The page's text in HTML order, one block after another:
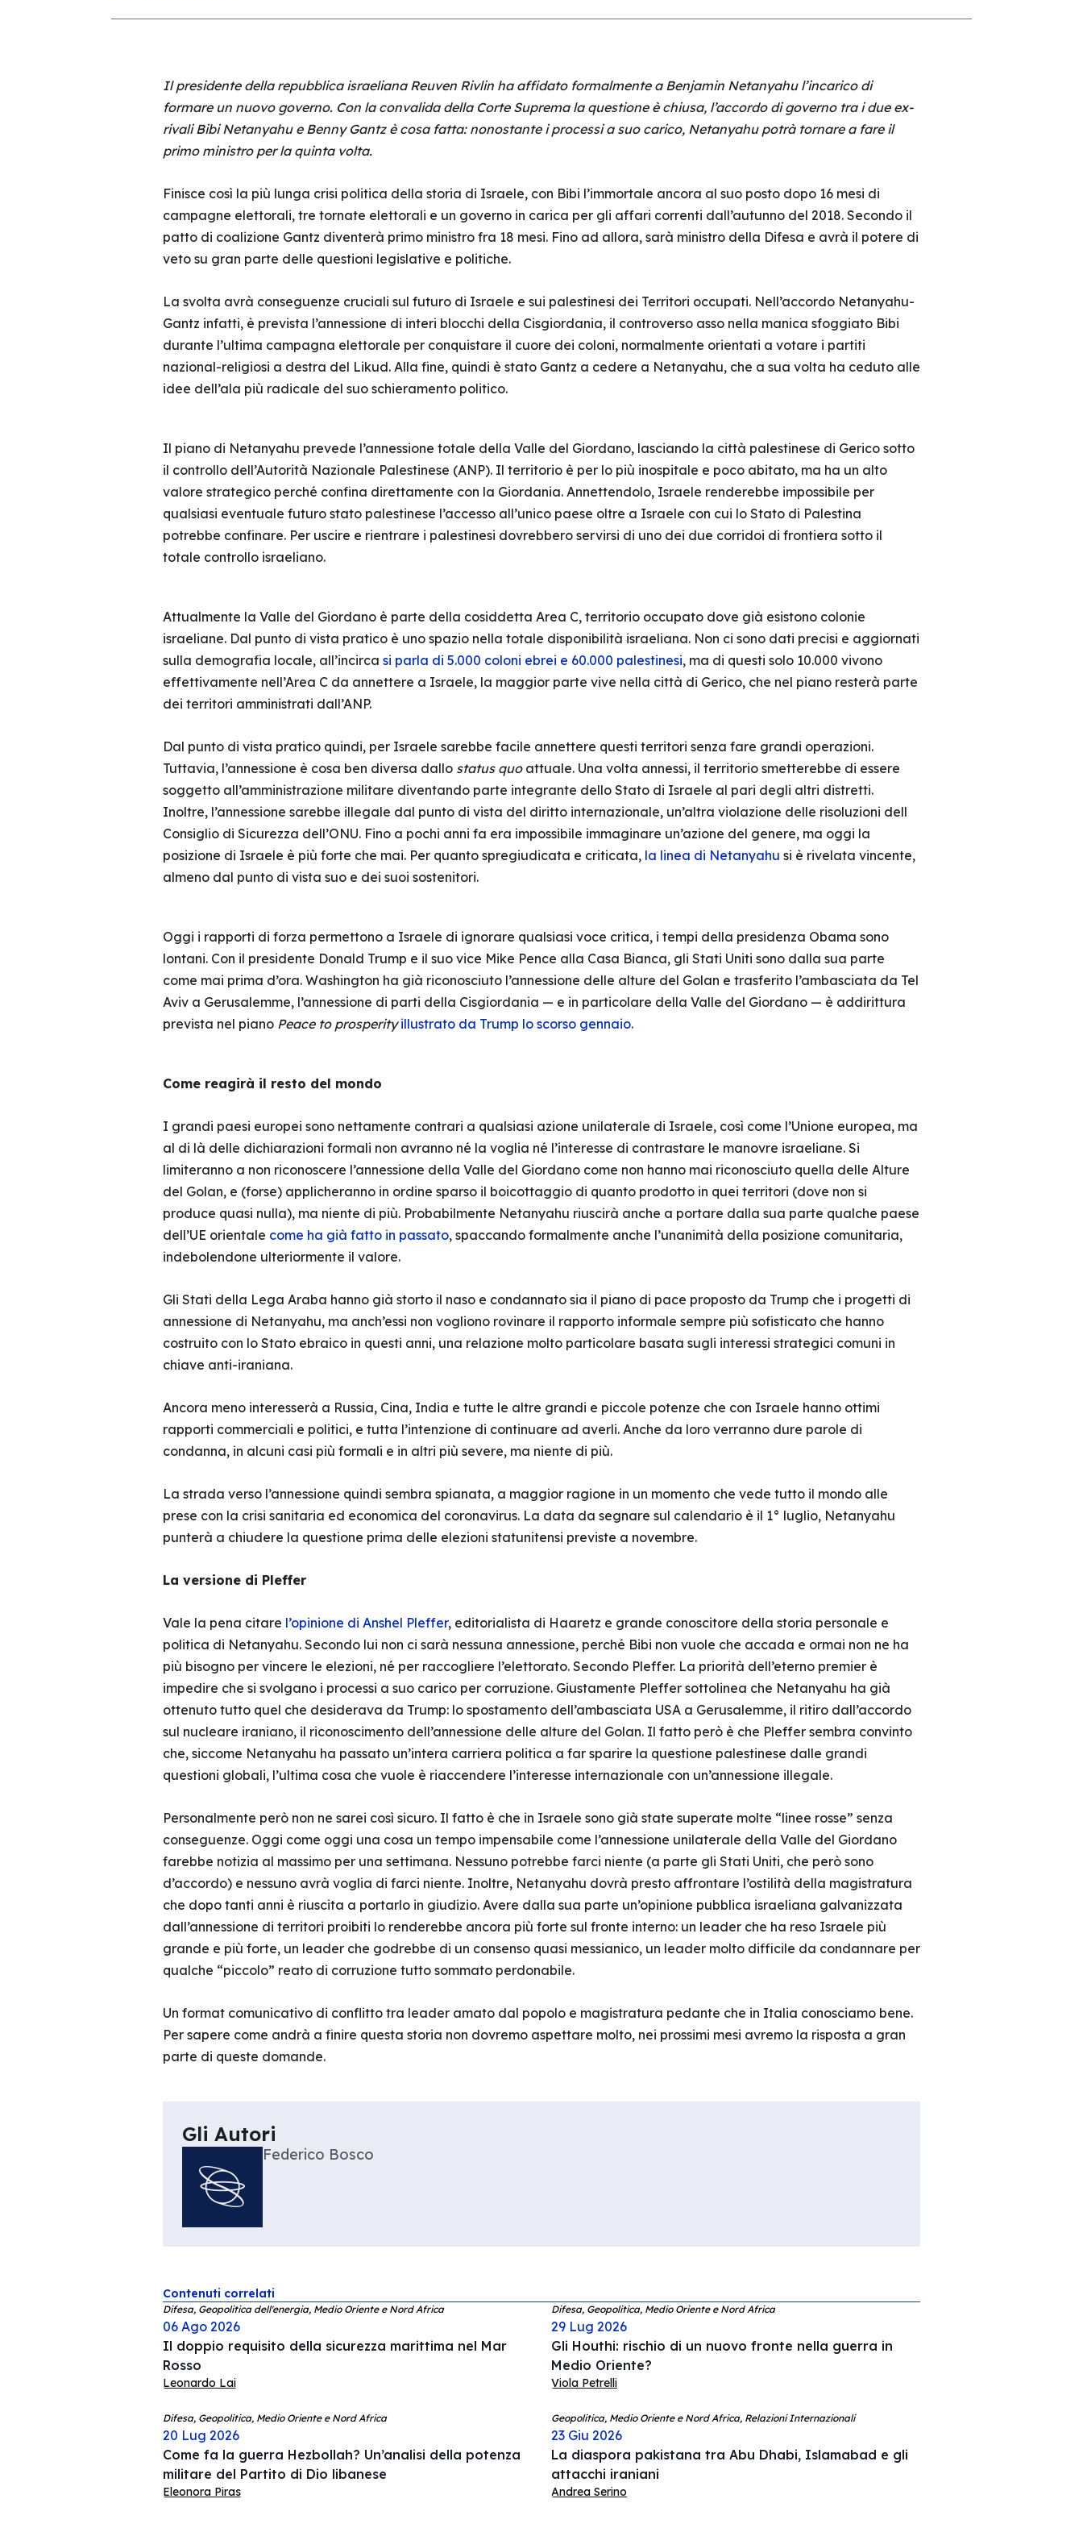
Il presidente della repubblica israeliana Reuven Rivlin ha affidato formalmente a Benjamin Netanyahu l’incarico di
formare un nuovo governo. Con la convalida della Corte Suprema la questione è chiusa, l’accordo di governo tra i due ex-
rivali Bibi Netanyahu e Benny Gantz è cosa fatta: nonostante i processi a suo carico, Netanyahu potrà tornare a fare il
primo ministro per la quinta volta.
Finisce così la più lunga crisi politica della storia di Israele, con Bibi l’immortale ancora al suo posto dopo 16 mesi di
campagne elettorali, tre tornate elettorali e un governo in carica per gli affari correnti dall’autunno del 2018. Secondo il
patto di coalizione Gantz diventerà primo ministro fra 18 mesi. Fino ad allora, sarà ministro della Difesa e avrà il potere di
veto su gran parte delle questioni legislative e politiche.
La svolta avrà conseguenze cruciali sul futuro di Israele e sui palestinesi dei Territori occupati. Nell’accordo Netanyahu-
Gantz infatti, è prevista l’annessione di interi blocchi della Cisgiordania, il controverso asso nella manica sfoggiato Bibi
durante l’ultima campagna elettorale per conquistare il cuore dei coloni, normalmente orientati a votare i partiti
nazional-religiosi a destra del Likud. Alla fine, quindi è stato Gantz a cedere a Netanyahu, che a sua volta ha ceduto alle
idee dell’ala più radicale del suo schieramento politico.
Il piano di Netanyahu prevede l’annessione totale della Valle del Giordano, lasciando la città palestinese di Gerico sotto
il controllo dell’Autorità Nazionale Palestinese (ANP). Il territorio è per lo più inospitale e poco abitato, ma ha un alto
valore strategico perché confina direttamente con la Giordania. Annettendolo, Israele renderebbe impossibile per
qualsiasi eventuale futuro stato palestinese l’accesso all’unico paese oltre a Israele con cui lo Stato di Palestina
potrebbe confinare. Per uscire e rientrare i palestinesi dovrebbero servirsi di uno dei due corridoi di frontiera sotto il
totale controllo israeliano.
Attualmente la Valle del Giordano è parte della cosiddetta Area C, territorio occupato dove già esistono colonie
israeliane. Dal punto di vista pratico è uno spazio nella totale disponibilità israeliana. Non ci sono dati precisi e aggiornati
sulla demografia locale, all’incirca si parla di 5.000 coloni ebrei e 60.000 palestinesi, ma di questi solo 10.000 vivono
effettivamente nell’Area C da annettere a Israele, la maggior parte vive nella città di Gerico, che nel piano resterà parte
dei territori amministrati dall’ANP.
Dal punto di vista pratico quindi, per Israele sarebbe facile annettere questi territori senza fare grandi operazioni.
Tuttavia, l’annessione è cosa ben diversa dallo status quo attuale. Una volta annessi, il territorio smetterebbe di essere
soggetto all’amministrazione militare diventando parte integrante dello Stato di Israele al pari degli altri distretti.
Inoltre, l’annessione sarebbe illegale dal punto di vista del diritto internazionale, un’altra violazione delle risoluzioni dell
Consiglio di Sicurezza dell’ONU. Fino a pochi anni fa era impossibile immaginare un’azione del genere, ma oggi la
posizione di Israele è più forte che mai. Per quanto spregiudicata e criticata, la linea di Netanyahu si è rivelata vincente,
almeno dal punto di vista suo e dei suoi sostenitori.
Oggi i rapporti di forza permettono a Israele di ignorare qualsiasi voce critica, i tempi della presidenza Obama sono
lontani. Con il presidente Donald Trump e il suo vice Mike Pence alla Casa Bianca, gli Stati Uniti sono dalla sua parte
come mai prima d’ora. Washington ha già riconosciuto l’annessione delle alture del Golan e trasferito l’ambasciata da Tel
Aviv a Gerusalemme, l’annessione di parti della Cisgiordania — e in particolare della Valle del Giordano — è addirittura
prevista nel piano Peace to prosperityillustrato da Trump lo scorso gennaio.
Come reagirà il resto del mondo
I grandi paesi europei sono nettamente contrari a qualsiasi azione unilaterale di Israele, così come l’Unione europea, ma
al di là delle dichiarazioni formali non avranno né la voglia né l’interesse di contrastare le manovre israeliane. Si
limiteranno a non riconoscere l’annessione della Valle del Giordano come non hanno mai riconosciuto quella delle Alture
del Golan, e (forse) applicheranno in ordine sparso il boicottaggio di quanto prodotto in quei territori (dove non si
produce quasi nulla), ma niente di più. Probabilmente Netanyahu riuscirà anche a portare dalla sua parte qualche paese
dell’UE orientale come ha già fatto in passato, spaccando formalmente anche l’unanimità della posizione comunitaria,
indebolendone ulteriormente il valore.
Gli Stati della Lega Araba hanno già storto il naso e condannato sia il piano di pace proposto da Trump che i progetti di
annessione di Netanyahu, ma anch’essi non vogliono rovinare il rapporto informale sempre più sofisticato che hanno
costruito con lo Stato ebraico in questi anni, una relazione molto particolare basata sugli interessi strategici comuni in
chiave anti-iraniana.
Ancora meno interesserà a Russia, Cina, India e tutte le altre grandi e piccole potenze che con Israele hanno ottimi
rapporti commerciali e politici, e tutta l’intenzione di continuare ad averli. Anche da loro verranno dure parole di
condanna, in alcuni casi più formali e in altri più severe, ma niente di più.
La strada verso l’annessione quindi sembra spianata, a maggior ragione in un momento che vede tutto il mondo alle
prese con la crisi sanitaria ed economica del coronavirus. La data da segnare sul calendario è il 1° luglio, Netanyahu
punterà a chiudere la questione prima delle elezioni statunitensi previste a novembre.
La versione di Pleffer
Vale la pena citare l’opinione di Anshel Pleffer, editorialista di Haaretz e grande conoscitore della storia personale e
politica di Netanyahu. Secondo lui non ci sarà nessuna annessione, perché Bibi non vuole che accada e ormai non ne ha
più bisogno per vincere le elezioni, né per raccogliere l’elettorato. Secondo Pleffer. La priorità dell’eterno premier è
impedire che si svolgano i processi a suo carico per corruzione. Giustamente Pleffer sottolinea che Netanyahu ha già
ottenuto tutto quel che desiderava da Trump: lo spostamento dell’ambasciata USA a Gerusalemme, il ritiro dall’accordo
sul nucleare iraniano, il riconoscimento dell’annessione delle alture del Golan. Il fatto però è che Pleffer sembra convinto
che, siccome Netanyahu ha passato un’intera carriera politica a far sparire la questione palestinese dalle grandi
questioni globali, l’ultima cosa che vuole è riaccendere l’interesse internazionale con un’annessione illegale.
Personalmente però non ne sarei così sicuro. Il fatto è che in Israele sono già state superate molte “linee rosse” senza
conseguenze. Oggi come oggi una cosa un tempo impensabile come l’annessione unilaterale della Valle del Giordano
farebbe notizia al massimo per una settimana. Nessuno potrebbe farci niente (a parte gli Stati Uniti, che però sono
d’accordo) e nessuno avrà voglia di farci niente. Inoltre, Netanyahu dovrà presto affrontare l’ostilità della magistratura
che dopo tanti anni è riuscita a portarlo in giudizio. Avere dalla sua parte un’opinione pubblica israeliana galvanizzata
dall’annessione di territori proibiti lo renderebbe ancora più forte sul fronte interno: un leader che ha reso Israele più
grande e più forte, un leader che godrebbe di un consenso quasi messianico, un leader molto difficile da condannare per
qualche “piccolo” reato di corruzione tutto sommato perdonabile.
Un format comunicativo di conflitto tra leader amato dal popolo e magistratura pedante che in Italia conosciamo bene.
Per sapere come andrà a finire questa storia non dovremo aspettare molto, nei prossimi mesi avremo la risposta a gran
parte di queste domande.
Gli Autori
Federico Bosco
Contenuti correlati
Difesa, Geopolitica dell'energia, Medio Oriente e Nord Africa
06 Ago 2026
Il doppio requisito della sicurezza marittima nel Mar
Rosso
Leonardo Lai
Difesa, Geopolitica, Medio Oriente e Nord Africa
29 Lug 2026
Gli Houthi: rischio di un nuovo fronte nella guerra in
Medio Oriente?
Viola Petrelli
Difesa, Geopolitica, Medio Oriente e Nord Africa
20 Lug 2026
Come fa la guerra Hezbollah? Un’analisi della potenza
militare del Partito di Dio libanese
Eleonora Piras
Geopolitica, Medio Oriente e Nord Africa, Relazioni Internazionali
23 Giu 2026
La diaspora pakistana tra Abu Dhabi, Islamabad e gli
attacchi iraniani
Andrea Serino